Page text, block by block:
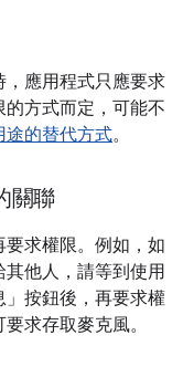
應用程式只應要求
方式而定，可能不
途的替代方式。
關聯
求權限。例如，如
他人，請等到使用
按鈕後，再要求權
求存取麥克風。